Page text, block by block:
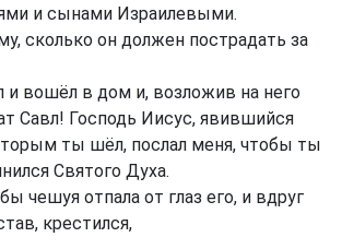
и сынами Израилевыми.
сколько он должен пострадать за
и вошёл в дом и, возложив на него
Савл! Господь Иисус, явившийся
ты шёл, послал меня, чтобы ты
Святого Духа.
чешуя отпала от глаз его, и вдруг
крестился,